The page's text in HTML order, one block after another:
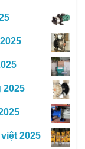
2025
2025